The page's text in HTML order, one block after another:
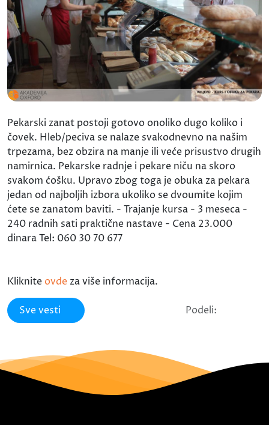
Pekarski zanat postoji gotovo onoliko dugo koliko i
čovek. Hleb/peciva se nalaze svakodnevno na našim
trpezama, bez obzira na manje ili veće prisustvo drugih
namirnica. Pekarske radnje i pekare niču na skoro
svakom ćošku. Upravo zbog toga je obuka za pekara
jedan od najboljih izbora ukoliko se dvoumite kojim
ćete se zanatom baviti. - Trajanje kursa - 3 meseca -
240 radnih sati praktične nastave - Cena 23.000
dinara Tel: 060 30 70 677
Kliknite ovde za više informacija.
Sve vesti Podeli: